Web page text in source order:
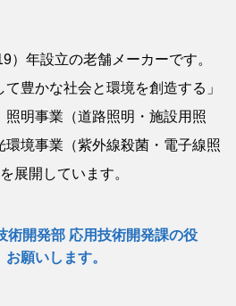
）年設立の老舗メーカーです。
て豊かな社会と環境を創造する」
照明事業（道路照明・施設用照
環境事業（紫外線殺菌・電子線照
展開しています。
術開発部 応用技術開発課の役
願いします。